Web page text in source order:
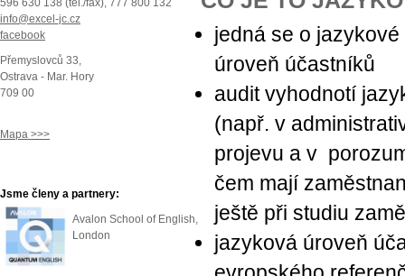
596 630 138 (tel./fax), 777 800 132
info@excel-jc.cz
facebook
Přemyslovců 33,
Ostrava - Mar. Hory
709 00
Mapa >>>
Jsme členy a partnery:
Avalon School of English,
London
jedná se o
úroveň účastníků
audit vyhodnotí
(např. v
projevu a v
čem mají
ještě při studiu
jazyková úroveň